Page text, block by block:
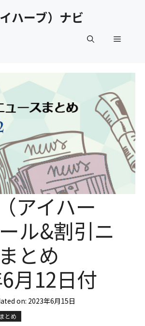
ハーブ）ナビ
メ
ー
アイハー
ル&割引ニ
とめ
月12日付
on: 2023年6月15日
とめ